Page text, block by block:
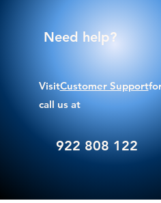
Need help?
VisitCustomer Support
call us at
922 808 122